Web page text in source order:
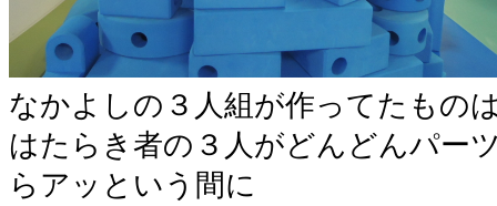
なかよしの３人組が作ってたもの
はたらき者の３人がどんどんパー
らアッという間に